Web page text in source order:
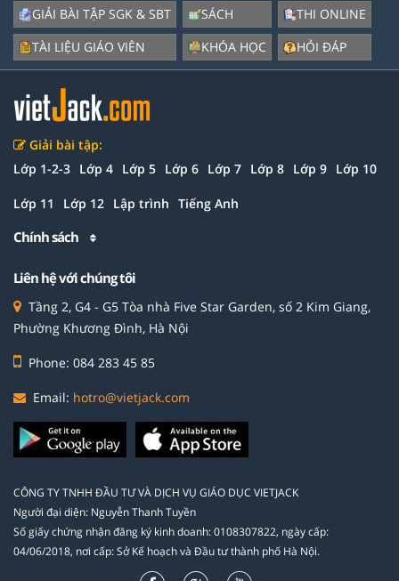
GIẢI BÀI TẬP SGK & SBT
TÀI LIỆU GIÁO VIÊN
SÁCH
KHÓA HỌC
THI ONLINE
HỎI ĐÁP
Giải bài tập:
Lớp 1-2-3 Lớp 4 Lớp 5 Lớp 6 Lớp 7 Lớp 8 Lớp 9 Lớp 10
Lớp 11 Lớp 12 Lập trình Tiếng Anh
Chính sách
Liên hệ với chúng tôi
Tầng 2, G4 - G5 Tòa nhà Five Star Garden, số 2 Kim Giang,
Phường Khương Đình, Hà Nội
Phone: 084 283 45 85
Email: hotro@vietjack.com
CÔNG TY TNHH ĐẦU TƯ VÀ DỊCH VỤ GIÁO DỤC VIETJACK
Người đại diện: Nguyễn Thanh Tuyền
Số giấy chứng nhận đăng ký kinh doanh: 0108307822, ngày cấp:
04/06/2018, nơi cấp: Sở Kế hoạch và Đầu tư thành phố Hà Nội.